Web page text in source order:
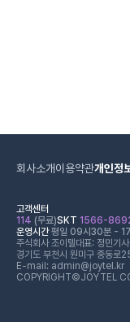
회사소개이용약관개인정
고객센터
114 (무료)SKT 1566-
운영시간평일 09시30분 -
주식회사 조이텔대표: 정민기
경기도 부천시 원미구 중동
E-mail: admin@joytel.kr
COPYRIGHT©JOYTEL